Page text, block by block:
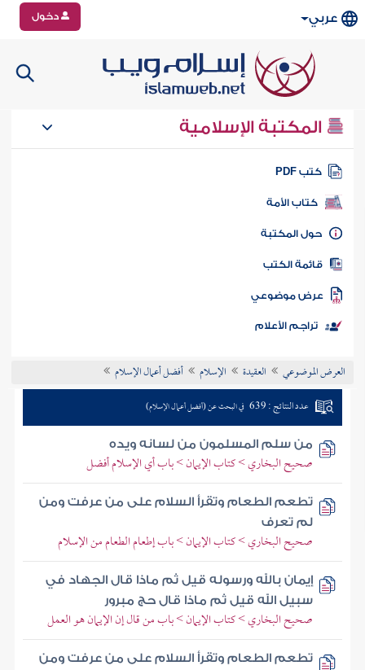
عربي دخول
المكتبة الإسلامية
كتب PDF
كتاب الأمة
المكتبة
الكتب
موضوعي
تراجم الأعلام
العرض الموضوعي العقيدة الإسلام أفضل أعمال الإسلام
عدد النتائج : 639 في البحث عن (أفضل أعمال الإسلام)
من سلم المسلمون من لسانه ويده
صحيح البخاري > كتاب الإيمان > باب أي الإسلام أفضل
تطعم الطعام وتقرأ السلام على من عرفت ومن
لم تعرف
صحيح البخاري > كتاب الإيمان > باب إطعام الطعام من الإسلام
إيمان بالله ورسوله قيل ثم ماذا قال الجهاد في
سبيل الله قيل ثم ماذا قال حج مبرور
صحيح البخاري > كتاب الإيمان > باب من قال إن الإيمان هو العمل
تطعم الطعام وتقرأ السلام على من عرفت ومن